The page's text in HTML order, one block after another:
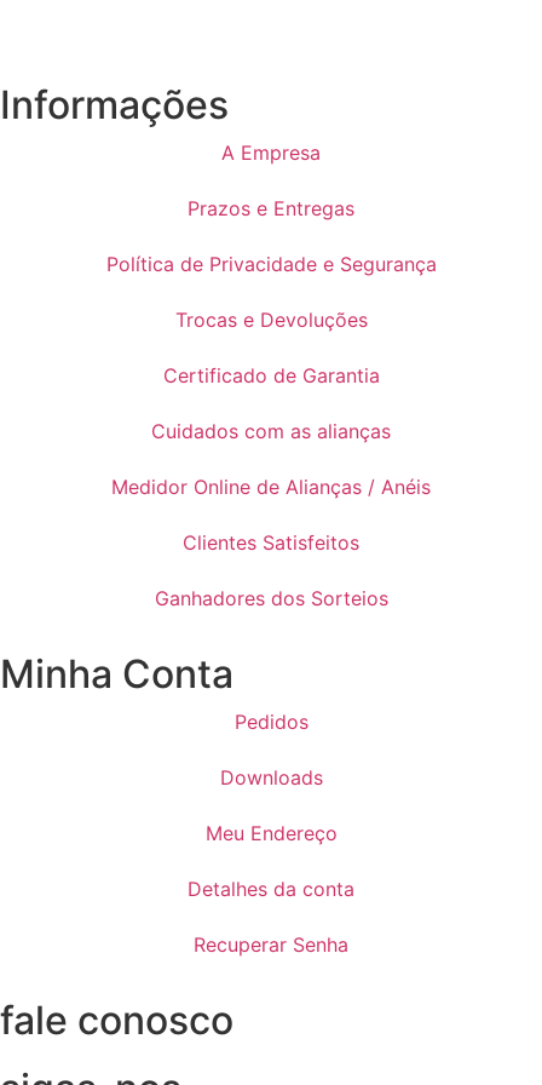
Informações
A Empresa
Prazos e Entregas
Política de Privacidade e Segurança
Trocas e Devoluções
Certificado de Garantia
Cuidados com as alianças
Medidor Online de Alianças / Anéis
Clientes Satisfeitos
Ganhadores dos Sorteios
Minha Conta
Pedidos
Downloads
Meu Endereço
Detalhes da conta
Recuperar Senha
fale conosco